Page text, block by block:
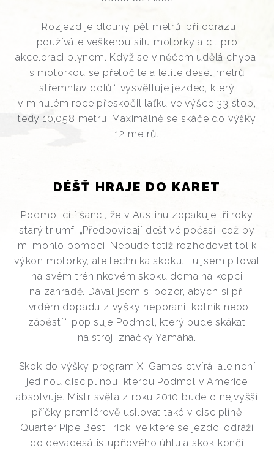
„Rozjezd je dlouhý pět metrů, při odrazu
používáte veškerou sílu motorky a cit pro
akceleraci plynem. Když se v něčem udělá chyba,
s motorkou se přetočíte a letíte deset metrů
střemhlav dolů,“ vysvětluje jezdec, který
v minulém roce přeskočil laťku ve výšce 33 stop,
tedy 10,058 metru. Maximálně se skáče do výšky
12 metrů.
DÉŠŤ HRAJE DO KARET
Podmol cítí šanci, že v Austinu zopakuje tři roky
starý triumf. „Předpovídají deštivé počasí, což by
mi mohlo pomoci. Nebude totiž rozhodovat tolik
výkon motorky, ale technika skoku. Tu jsem piloval
na svém tréninkovém skoku doma na kopci
na zahradě. Dával jsem si pozor, abych si při
tvrdém dopadu z výšky neporanil kotník nebo
zápěstí,“ popisuje Podmol, který bude skákat
na stroji značky Yamaha.
Skok do výšky program X-Games otvírá, ale není
jedinou disciplínou, kterou Podmol v Americe
absolvuje. Mistr světa z roku 2010 bude o nejvyšší
příčky premiérově usilovat také v disciplíně
Quarter Pipe Best Trick, ve které se jezdci odráží
do devadesátistupňového úhlu a skok končí